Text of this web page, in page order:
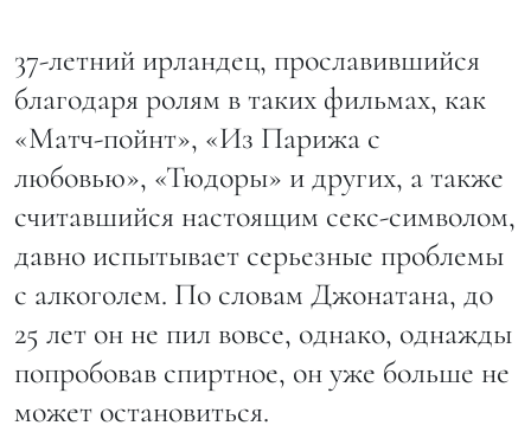
37-летний ирландец, прославившийся
благодаря ролям в таких фильмах, как
«Матч-пойнт», «Из Парижа с
любовью», «Тюдоры» и других, а также
считавшийся настоящим секс-символом,
давно испытывает серьезные проблемы
с алкоголем. По словам Джонатана, до
25 лет он не пил вовсе, однако, однажды
попробовав спиртное, он уже больше не
может остановиться.